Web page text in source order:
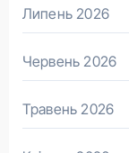
Липень 2026
Червень 2026
Травень 2026